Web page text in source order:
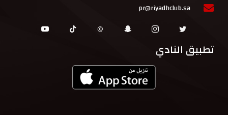
pr@riyadhclub.sa
تطبيق النادي